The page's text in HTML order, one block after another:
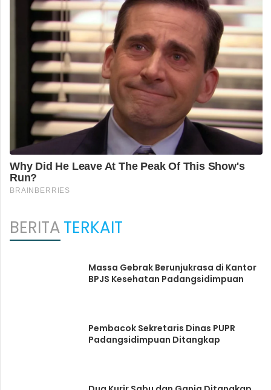
BERITATERKAIT
Massa Gebrak Berunjukrasa di Kantor
BPJS Kesehatan Padangsidimpuan
Pembacok Sekretaris Dinas PUPR
Padangsidimpuan Ditangkap